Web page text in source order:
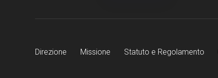
Direzione Missione Statuto e Regolamento